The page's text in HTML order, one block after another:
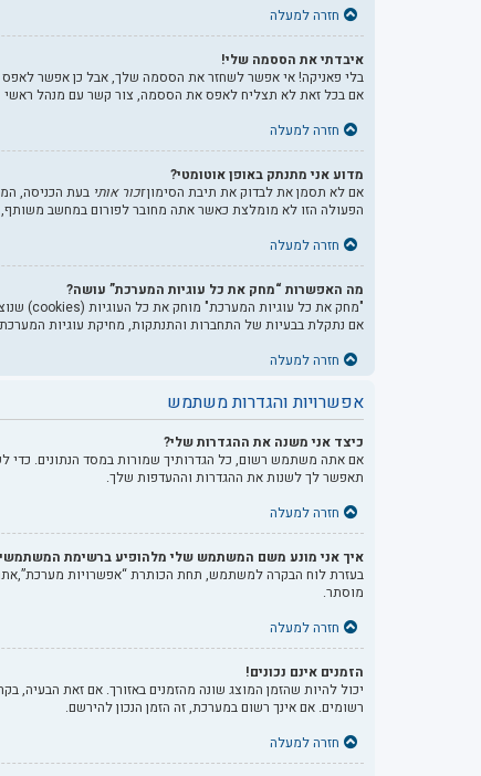
חזרה למעלה
איבדתי את הססמה שלי!
בלי פאניקה! אי אפשר לשחזר את הססמה שלך, אבל כן אפשר
אם בכל זאת לא תצליח לאפס את הססמה, צור קשר עם מנהל ראשי
חזרה למעלה
מדוע אני מתנתק באופן אוטומטי?
אם לא תסמן את לבדוק את תיבת הסימוןזכור אותי בעת הכניסה,
הפעולה הזו לא מומלצת כאשר אתה מחובר לפורום במחשב
חזרה למעלה
מה האפשרות “מחק את כל עוגיות המערכת” עושה?
אם נתקלת בבעיות של התחברות והתנתקות, מחיקת עוגיות המערכת
חזרה למעלה
אפשרויות והגדרות משתמש
כיצד אני משנה את ההגדרות שלי?
אם אתה משתמש רשום, כל הגדרותיך שמורות במסד הנתונים. כדי
תאפשר לך לשנות את ההגדרות וההעדפות שלך.
חזרה למעלה
איך אני מונע משם המשתמש שלי מלהופיע ברשימת
בעזרת לוח הבקרה למשתמש, תחת הכותרת “אפשרויות
מוסתר.
חזרה למעלה
הזמנים אינם נכונים!
יכול להיות שהזמן המוצג שונה מהזמנים באזורך. אם זאת הבעיה,
רשומים. אם אינך רשום במערכת, זה הזמן הנכון להירשם.
חזרה למעלה